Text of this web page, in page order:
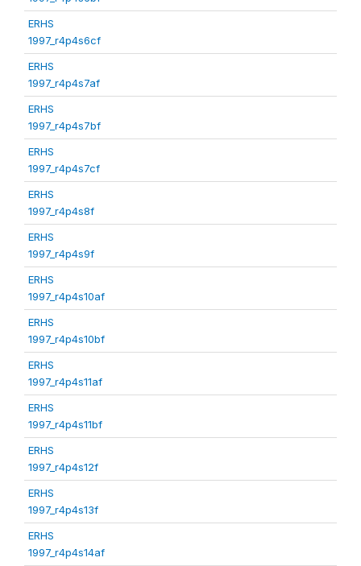
ERHS
1997_r4p4s6cf
ERHS
1997_r4p4s7af
ERHS
1997_r4p4s7bf
ERHS
1997_r4p4s7cf
ERHS
1997_r4p4s8f
ERHS
1997_r4p4s9f
ERHS
1997_r4p4s10af
ERHS
1997_r4p4s10bf
ERHS
1997_r4p4s11af
ERHS
1997_r4p4s11bf
ERHS
1997_r4p4s12f
ERHS
1997_r4p4s13f
ERHS
1997_r4p4s14af